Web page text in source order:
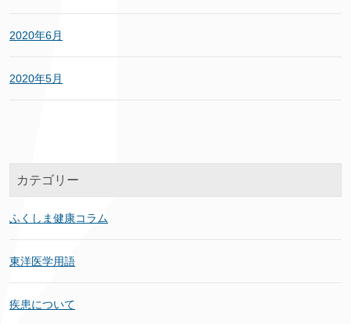
2020年6月
2020年5月
カテゴリー
ふくしま健康コラム
東洋医学用語
疾患について